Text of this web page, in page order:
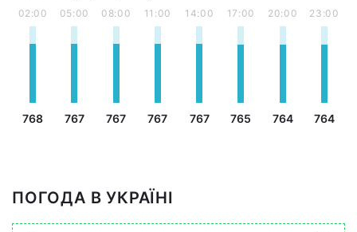
02:00
768
05:00
767
08:00
767
11:00
767
14:00
767
17:00
765
20:00
764
23:00
764
ПОГОДА В УКРАЇНІ